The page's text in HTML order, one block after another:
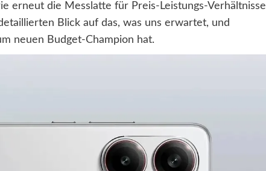
erneut die Messlatte für Preis-Leistungs-Verhältnisse
Blick auf das, was uns erwartet, und
neuen Budget-Champion hat.